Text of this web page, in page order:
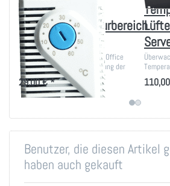
Thermostat für
Arbeitstemperaturbereich
5-55°
Betriebsbereit eingebaut im Office
Rack für geregelte Abschaltung der
Lüfter
29,00 € *
Benutzer, die diesen Artikel
haben auch gekauft